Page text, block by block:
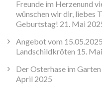
Freunde im Herzenund
wünschen wir dir, liebes
Geburtstag! 21. Mai
Angebot vom
Landschildkröten 15.
Der Osterhase im
April 2025